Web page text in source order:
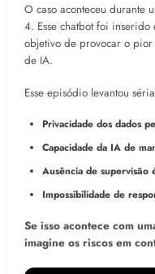
O caso aconteceu durante
4. Esse chatbot foi
objetivo de provocar o pior
de IA.
Esse episódio levantou
Privacidade dos dados
Capacidade da IA de
Ausência de supervisão
Impossibilidade de
Se isso acontece com
imagine os riscos em